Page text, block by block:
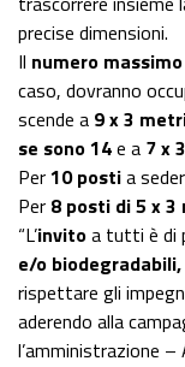
precise dimensioni.
Il numero
caso, dovranno
scende a 9 x 3
se sono 14e a 7 x
Per10 postia
Per 8 posti di 5 x
“L’invitoa tutti è di
e/o biodegradabili,
rispettare gli
aderendo alla
l’amministrazione